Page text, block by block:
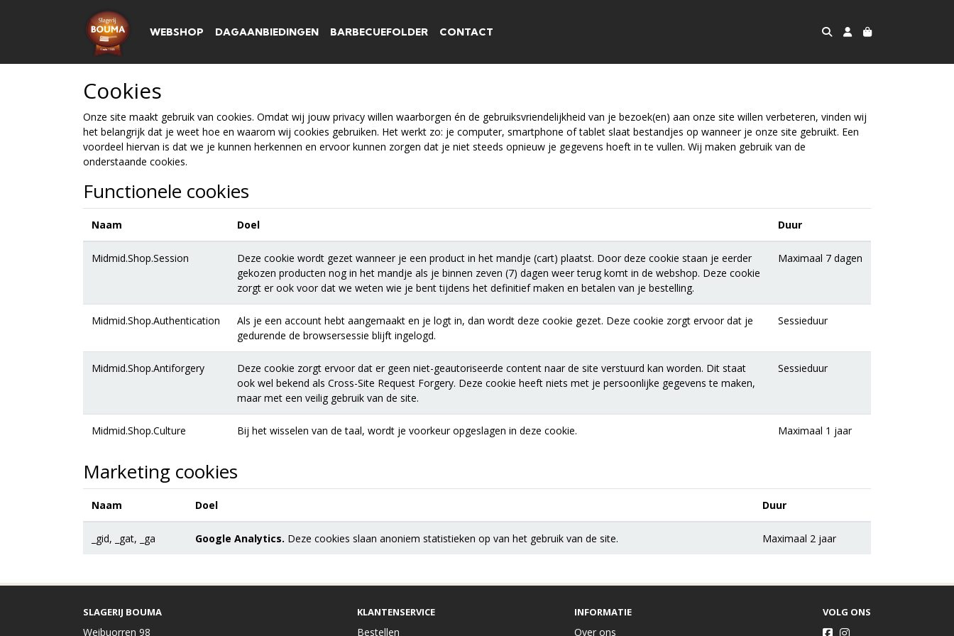
WEBSHOP DAGAANBIEDINGEN BARBECUEFOLDER CONTACT
Cookies
Onze site maakt gebruik van cookies. Omdat wij jouw privacy willen waarborgen én de gebruiksvriendelijkheid van je bezoek(en) aan onze site willen verbeteren, vinden wij
het belangrijk dat je weet hoe en waarom wij cookies gebruiken. Het werkt zo: je computer, smartphone of tablet slaat bestandjes op wanneer je onze site gebruikt. Een
voordeel hiervan is dat we je kunnen herkennen en ervoor kunnen zorgen dat je niet steeds opnieuw je gegevens hoeft in te vullen. Wij maken gebruik van de
onderstaande cookies.
Functionele cookies
Naam Doel Duur
Midmid.Shop.Session
Deze cookie wordt gezet wanneer je een product in het mandje (cart) plaatst. Door deze cookie staan je eerder
gekozen producten nog in het mandje als je binnen zeven (7) dagen weer terug komt in de webshop. Deze cookie
zorgt er ook voor dat we weten wie je bent tijdens het definitief maken en betalen van je bestelling.
Maximaal 7 dagen
Midmid.Shop.Authentication
Als je een account hebt aangemaakt en je logt in, dan wordt deze cookie gezet. Deze cookie zorgt ervoor dat je
gedurende de browsersessie blijft ingelogd.
Sessieduur
Midmid.Shop.Antiforgery
Deze cookie zorgt ervoor dat er geen niet-geautoriseerde content naar de site verstuurd kan worden. Dit staat
ook wel bekend als Cross-Site Request Forgery. Deze cookie heeft niets met je persoonlijke gegevens te maken,
maar met een veilig gebruik van de site.
Sessieduur
Midmid.Shop.Culture Bij het wisselen van de taal, wordt je voorkeur opgeslagen in deze cookie. Maximaal 1 jaar
Marketing cookies
Naam Doel Duur
_gid, _gat, _ga Google Analytics. Deze cookies slaan anoniem statistieken op van het gebruik van de site. Maximaal 2 jaar
SLAGERIJ BOUMA
Weibuorren 98
KLANTENSERVICE
Bestellen
INFORMATIE
Over ons
VOLG ONS